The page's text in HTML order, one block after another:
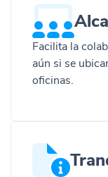
Facilita la
aún si se
oficinas.